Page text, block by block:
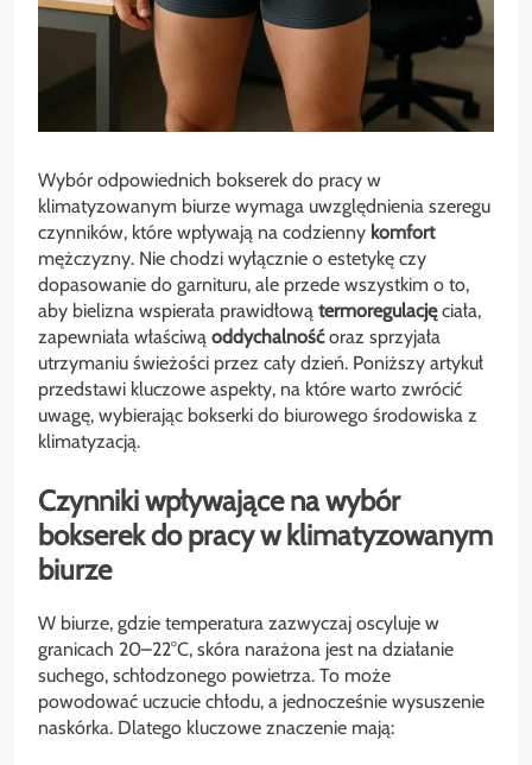
Wybór odpowiednich bokserek do pracy w
klimatyzowanym biurze wymaga uwzględnienia szeregu
czynników, które wpływają na codzienny komfort
mężczyzny. Nie chodzi wyłącznie o estetykę czy
dopasowanie do garnituru, ale przede wszystkim o to,
aby bielizna wspierała prawidłową termoregulacjęciała,
zapewniała właściwą oddychalnośćoraz sprzyjała
utrzymaniu świeżości przez cały dzień. Poniższy artykuł
przedstawi kluczowe aspekty, na które warto zwrócić
uwagę, wybierając bokserki do biurowego środowiska z
klimatyzacją.
Czynniki wpływające na wybór
bokserek do pracy w klimatyzowanym
biurze
W biurze, gdzie temperatura zazwyczaj oscyluje w
granicach 20–22°C, skóra narażona jest na działanie
suchego, schłodzonego powietrza. To może
powodować uczucie chłodu, a jednocześnie wysuszenie
naskórka. Dlatego kluczowe znaczenie mają: